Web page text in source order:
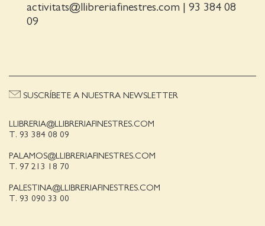
activitats@llibreriafinestres.com | 93 384 08
09
LLIBRERIA@LLIBRERIAFINESTRES.COM
T. 93 384 08 09
PALAMOS@LLIBRERIAFINESTRES.COM
T. 97 213 18 70
PALESTINA@LLIBRERIAFINESTRES.COM
T. 93 090 33 00
SUSCRÍBETE A NUESTRA NEWSLETTER